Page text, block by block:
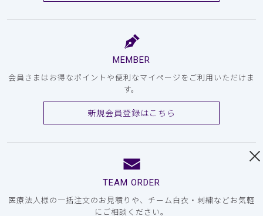
MEMBER
会員さまはお得なポイントや便利なマイページをご利用いただけま
す。
新規会員登録はこちら
TEAM ORDER
医療法人様の一括注文のお見積りや、チーム白衣・刺繍などお気軽
にご相談ください。